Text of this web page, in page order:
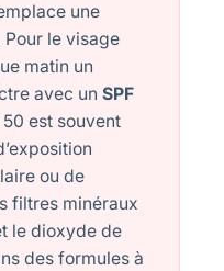
une
le visage
matin un
avec unSPF
50 est souvent
ou de
filtres minéraux
le dioxyde de
des formules à